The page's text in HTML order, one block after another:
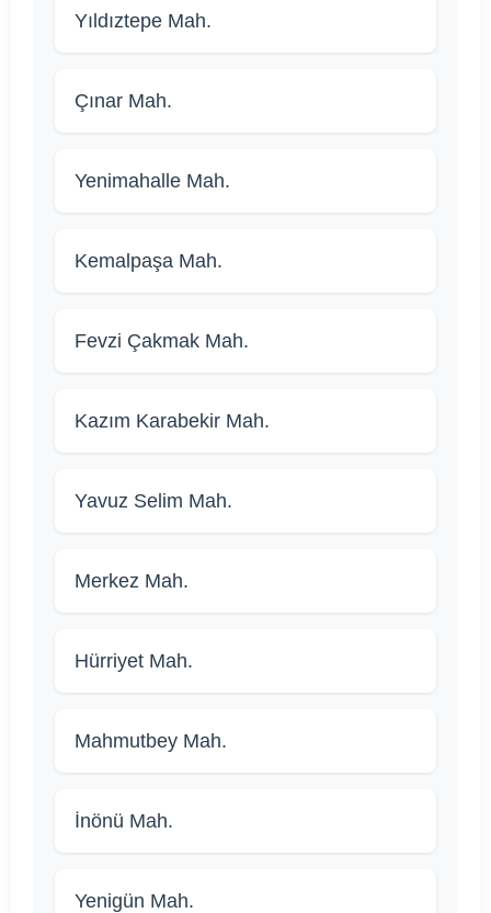
Yıldıztepe Mah.
Çınar Mah.
Yenimahalle Mah.
Kemalpaşa Mah.
Fevzi Çakmak Mah.
Kazım Karabekir Mah.
Yavuz Selim Mah.
Merkez Mah.
Hürriyet Mah.
Mahmutbey Mah.
İnönü Mah.
Yenigün Mah.